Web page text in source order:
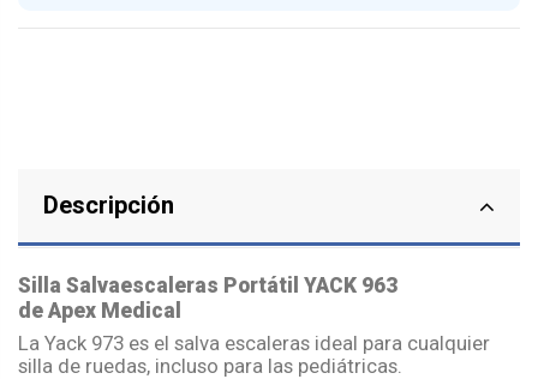
Descripción
Silla Salvaescaleras Portátil YACK 963
de Apex Medical
La Yack 973 es el salva escaleras ideal para cualquier
silla de ruedas, incluso para las pediátricas.